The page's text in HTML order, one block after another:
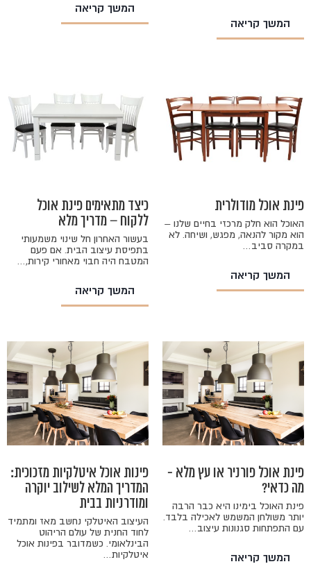
המשך קריאה
המשך קריאה
פינת אוכל מודולרית
האוכל הוא חלק מרכזי בחיים שלנו –
הוא מקור להנאה, מפגש, ושיחה. לא
במקרה סביב…
המשך קריאה
כיצד מתאימים פינת אוכל
ללקוח – מדריך מלא
בעשור האחרון חל שינוי משמעותי
בתפיסת עיצוב הבית. אם פעם
המטבח היה חבוי מאחורי קירות,…
המשך קריאה
פינת אוכל פורניר או עץ מלא -
מה כדאי?
פינת האוכל בימינו היא כבר הרבה
יותר משולחן המשמש לאכילה בלבד.
עם התפתחות סגנונות עיצוב…
המשך קריאה
פינות אוכל איטלקיות מזכוכית:
המדריך המלא לשילוב יוקרה
ומודרניות בבית
העיצוב האיטלקי נחשב מאז ומתמיד
לחוד החנית של עולם הריהוט
הבינלאומי. כשמדובר בפינות אוכל
איטלקיות…